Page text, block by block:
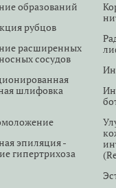
образований
рубцов
расширенных
сосудов
шлифовка
эпиляция -
гипертрихоза